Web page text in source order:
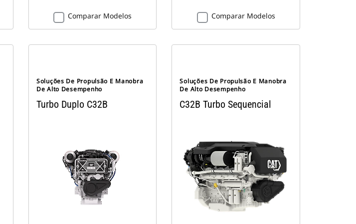
Comparar Modelos Comparar Modelos
Soluções De Propulsão E Manobra
De Alto Desempenho
Turbo Duplo C32B
Soluções De Propulsão E Manobra
De Alto Desempenho
C32B Turbo Sequencial